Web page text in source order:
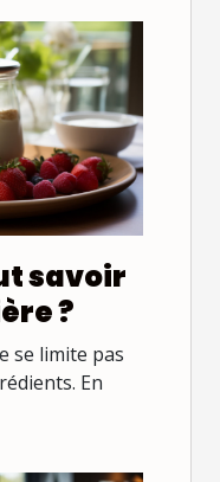
savoir
?
se limite pas
En